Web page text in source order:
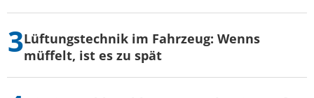
Lüftungstechnik im Fahrzeug: Wenns
müffelt, ist es zu spät